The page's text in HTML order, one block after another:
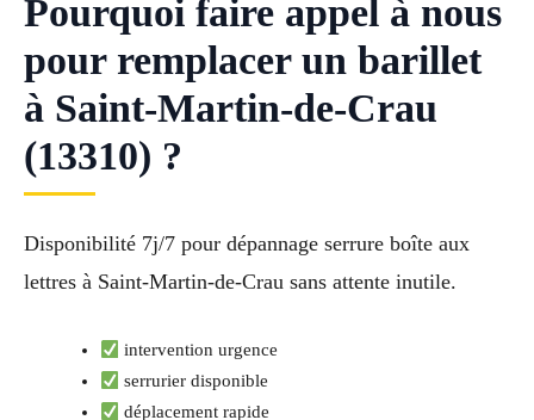
Pourquoi faire appel à nous
pour remplacer un barillet
à Saint-Martin-de-Crau
(13310) ?
Disponibilité 7j/7 pour dépannage serrure boîte aux
lettres à Saint-Martin-de-Crau sans attente inutile.
intervention urgence
serrurier disponible
déplacement rapide